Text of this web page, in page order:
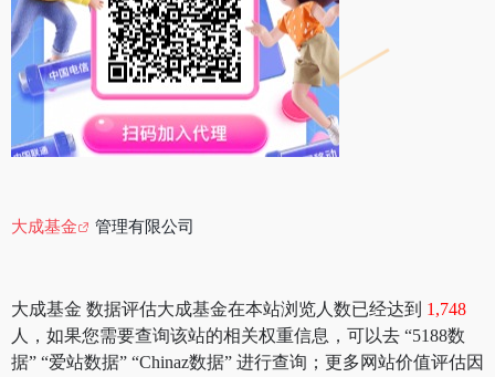
大成基金 管理有限公司
大成基金 数据评估大成基金在本站浏览人数已经达到 1,748
人，如果您需要查询该站的相关权重信息，可以去 “5188数
据” “爱站数据” “Chinaz数据” 进行查询；更多网站价值评估因